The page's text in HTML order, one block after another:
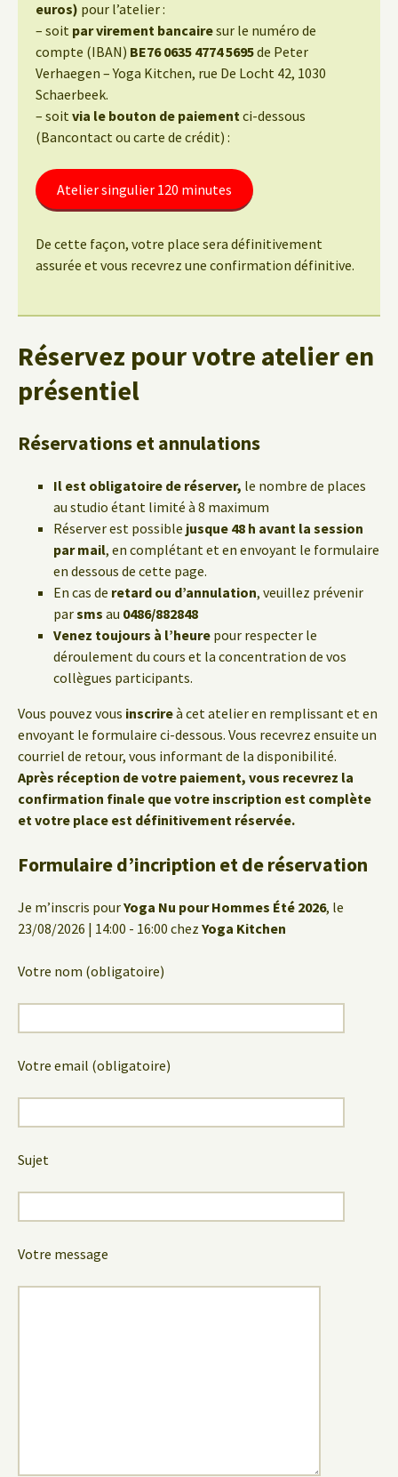
euros) pour l’atelier :
– soit par virement bancairesur le numéro de
compte (IBAN) BE76 0635 4774 5695de Peter
Verhaegen – Yoga Kitchen, rue De Locht 42, 1030
Schaerbeek.
– soit via le bouton de paiementci-dessous
(Bancontact ou carte de crédit) :
Atelier singulier 120 minutes
De cette façon, votre place sera définitivement
assurée et vous recevrez une confirmation définitive.
Réservez pour votre atelier en
présentiel
Réservations et annulations
Il est obligatoire de réserver, le nombre de places
au studio étant limité à 8 maximum
Réserver est possible jusque 48 h avant la session
par mail, en complétant et en envoyant le formulaire
en dessous de cette page.
En cas de retard ou d’annulation, veuillez prévenir
parsms au 0486/882848
Venez toujours à l’heure pour respecter le
déroulement du cours et la concentration de vos
collègues participants.
Vous pouvez vous inscrireà cet atelier en remplissant et en
envoyant le formulaire ci-dessous. Vous recevrez ensuite un
courriel de retour, vous informant de la disponibilité.
Après réception de votre paiement, vous recevrez la
confirmation finale que votre inscription est complète
et votre place est définitivement réservée.
Formulaire d’incription et de réservation
Je m’inscris pourYoga Nu pour Hommes Été 2026, le
23/08/2026 | 14:00 - 16:00 chez Yoga Kitchen
Votre nom (obligatoire)
Votre email (obligatoire)
Sujet
Votre message